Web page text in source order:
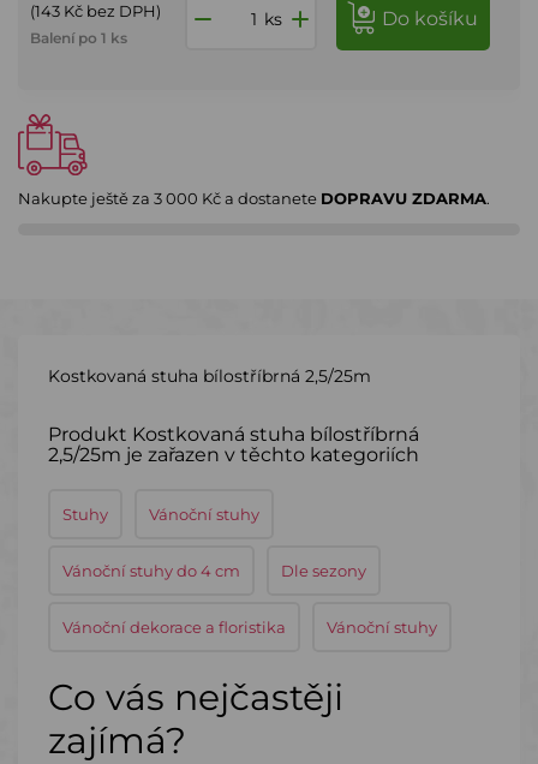
(143 Kč bez DPH)
Balení po 1 ks
ks do košíku
Nakupte ještě za 3 000 Kča dostanete DOPRAVU ZDARMA.
Kostkovaná stuha bílostříbrná 2,5/25m
Produkt Kostkovaná stuha bílostříbrná
2,5/25m je zařazen v těchto kategoriích
Stuhy Vánoční stuhy
Vánoční stuhy do 4 cm Dle sezony
Vánoční dekorace a floristika Vánoční stuhy
Co vás nejčastěji
zajímá?